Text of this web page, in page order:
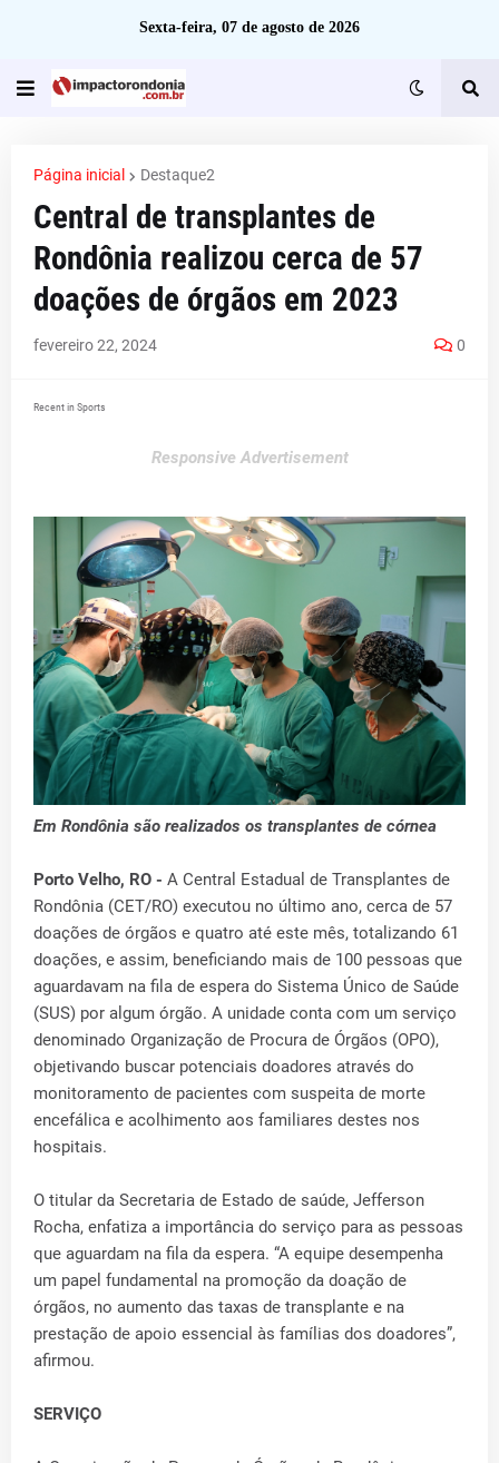
Sexta-feira, 07 de agosto de 2026
Página inicial Destaque2
Central de transplantes de
Rondônia realizou cerca de 57
doações de órgãos em 2023
fevereiro 22, 2024 0
Recent in Sports
Responsive Advertisement
Em Rondônia são realizados os transplantes de córnea
Porto Velho, RO - A Central Estadual de Transplantes de
Rondônia (CET/RO) executou no último ano, cerca de 57
doações de órgãos e quatro até este mês, totalizando 61
doações, e assim, beneficiando mais de 100 pessoas que
aguardavam na fila de espera do Sistema Único de Saúde
(SUS) por algum órgão. A unidade conta com um serviço
denominado Organização de Procura de Órgãos (OPO),
objetivando buscar potenciais doadores através do
monitoramento de pacientes com suspeita de morte
encefálica e acolhimento aos familiares destes nos
hospitais.
O titular da Secretaria de Estado de saúde, Jefferson
Rocha, enfatiza a importância do serviço para as pessoas
que aguardam na fila da espera. “A equipe desempenha
um papel fundamental na promoção da doação de
órgãos, no aumento das taxas de transplante e na
prestação de apoio essencial às famílias dos doadores”,
afirmou.
SERVIÇO